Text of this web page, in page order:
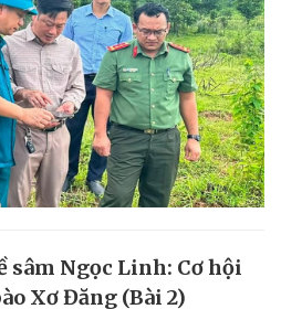
sâm Ngọc Linh: Cơ hội
Xơ Đăng (Bài 2)